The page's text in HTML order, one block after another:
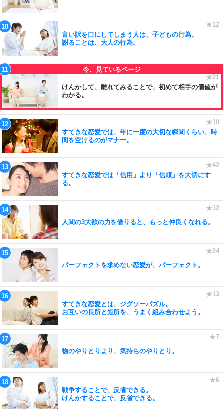
言い訳を口にしてしまう人は、子どもの行為。
謝ることは、大人の行為。
けんかして、離れてみることで、初めて相手の価値が
わかる。
すてきな恋愛では、年に一度の大切な瞬間くらい、時
間を空けるのがマナー。
すてきな恋愛では「信用」より「信頼」を大切にす
る。
人間の3大欲の力を借りると、もっと仲良くなれる。
パーフェクトを求めない恋愛が、パーフェクト。
すてきな恋愛とは、ジグソーパズル。
お互いの長所と短所を、うまく組み合わせよう。
物のやりとりより、気持ちのやりとり。
戦争することで、反省できる。
けんかすることで、反省できる。